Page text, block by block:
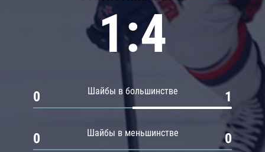
1:4
Шайбы в большинстве
0 1
Шайбы в меньшинстве
0 0